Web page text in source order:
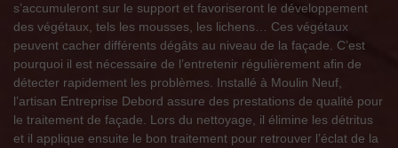
s’accumuleront sur le support et favoriseront le développement
des végétaux, tels les mousses, les lichens… Ces végétaux
peuvent cacher différents dégâts au niveau de la façade. C’est
pourquoi il est nécessaire de l’entretenir régulièrement afin de
détecter rapidement les problèmes. Installé à Moulin Neuf,
l’artisan Entreprise Debord assure des prestations de qualité pour
le traitement de façade. Lors du nettoyage, il élimine les détritus
et il applique ensuite le bon traitement pour retrouver l’éclat de la